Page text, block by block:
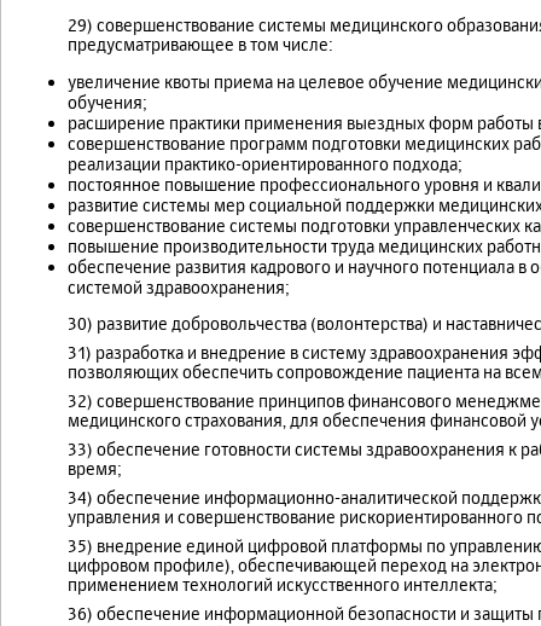
29) совершенствование системы медицинского
предусматривающее в том числе:
увеличение квоты приема на целевое обучение
обучения;
расширение практики применения выездных форм работы
совершенствование программ подготовки медицинских
реализации практико-ориентированного подхода;
постоянное повышение профессионального уровня и
развитие системы мер социальной поддержки
совершенствование системы подготовки управленческих
повышение производительности труда медицинских
обеспечение развития кадрового и научного потенциала
системой здравоохранения;
30) развитие добровольчества (волонтерства) и
31) разработка и внедрение в систему здравоохранения
позволяющих обеспечить сопровождение пациента на
32) совершенствование принципов финансового
медицинского страхования, для обеспечения финансовой
33) обеспечение готовности системы здравоохранения к
время;
34) обеспечение информационно-аналитической
управления и совершенствование рискориентированного
35) внедрение единой цифровой платформы по
цифровом профиле), обеспечивающей переход на
применением технологий искусственного интеллекта;
36) обеспечение информационной безопасности и